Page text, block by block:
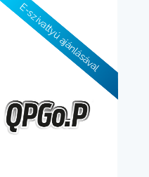
E-szivattyú ajánlásával